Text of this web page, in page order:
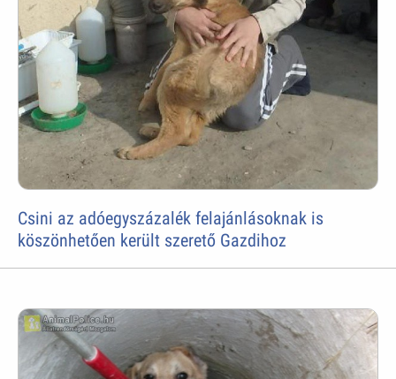
Csini az adóegyszázalék felajánlásoknak is
köszönhetően került szerető Gazdihoz